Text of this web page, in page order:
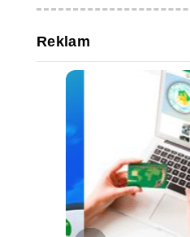
Reklam